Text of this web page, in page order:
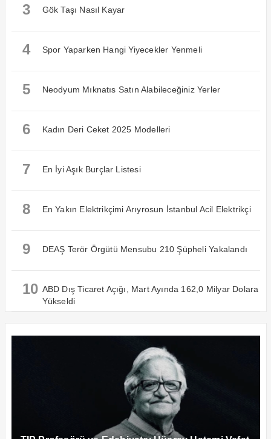
3 Gök Taşı Nasıl Kayar
4 Spor Yaparken Hangi Yiyecekler Yenmeli
5 Neodyum Mıknatıs Satın Alabileceğiniz Yerler
6 Kadın Deri Ceket 2025 Modelleri
7 En İyi Aşık Burçlar Listesi
8 En Yakın Elektrikçimi Arıyrosun İstanbul Acil Elektrikçi
9 DEAŞ Terör Örgütü Mensubu 210 Şüpheli Yakalandı
10 ABD Dış Ticaret Açığı, Mart Ayında 162,0 Milyar Dolara
Yükseldi